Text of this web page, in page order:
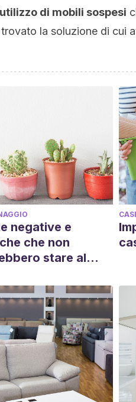
di mobili sospesi
la soluzione di cui
negative e
che non
stare al